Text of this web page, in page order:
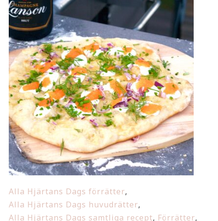
Alla Hjärtans Dags förrätter,
Alla Hjärtans Dags huvudrätter,
Alla Hjärtans Dags samtliga recept, Förrätter,